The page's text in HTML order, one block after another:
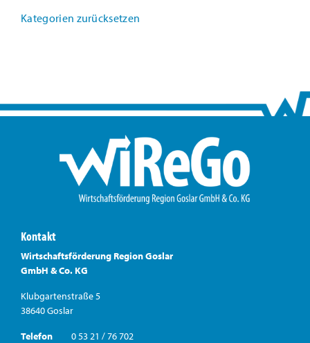
Kategorien zurücksetzen
Kontakt
Wirtschaftsförderung Region Goslar
GmbH & Co. KG
Klubgartenstraße 5
38640 Goslar
Telefon
0 53 21 / 76 702